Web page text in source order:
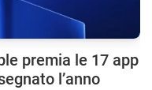
premia le 17 app
l’anno